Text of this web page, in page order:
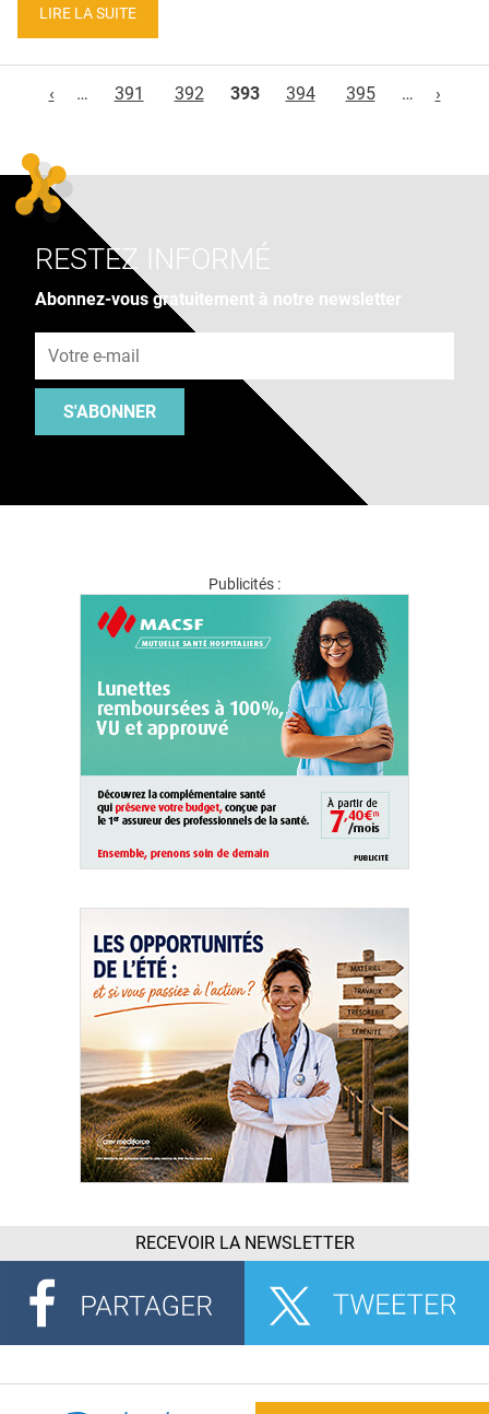
LIRE LA SUITE
‹
… 391 392 393 394 395 … ›
RESTEZ INFORMÉ
Abonnez-vous gratuitement à notre newsletter
S'ABONNER
Publicités :
RECEVOIR LA NEWSLETTER